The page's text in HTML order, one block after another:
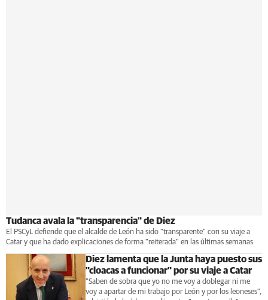
Tudanca avala la "transparencia" de Diez
El PSCyL defiende que el alcalde de León ha sido "transparente" con su viaje a
Catar y que ha dado explicaciones de forma "reiterada" en las últimas semanas
Diez lamenta que la Junta haya puesto sus
"cloacas a funcionar" por su viaje a Catar
"Saben de sobra que yo no me voy a doblegar ni me
voy a apartar de mi trabajo por León y por los leoneses",